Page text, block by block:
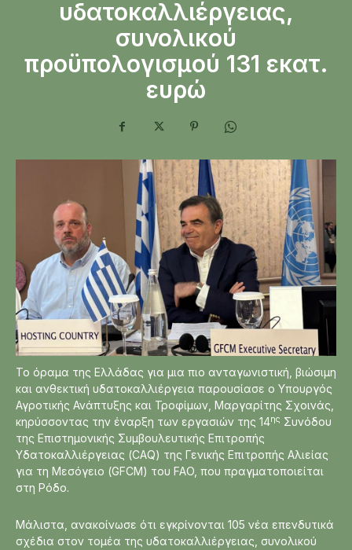
υδατοκαλλιέργειας,
συνολικού
προϋπολογισμού 131 εκατ.
ευρώ
Το όραμα της Ελλάδας για μια πιο ανταγωνιστική, βιώσιμη
και ανθεκτική υδατοκαλλιέργεια παρουσίασε ο Υπουργός
Αγροτικής Ανάπτυξης και Τροφίμων, Μαργαρίτης Σχοινάς,
κηρύσσοντας την έναρξη των εργασιών της 14ης Συνόδου
της Επιστημονικής Συμβουλευτικής Επιτροπής
Υδατοκαλλιέργειας (CAQ) της Γενικής Επιτροπής Αλιείας
για τη Μεσόγειο (GFCM) του FAO, που πραγματοποιείται
στη Ρόδο.
Μάλιστα, ανακοίνωσε ότι εγκρίνονται 105 νέα επενδυτικά
σχέδια στον τομέα της υδατοκαλλιέργειας, συνολικού